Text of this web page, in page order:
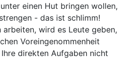
einen Hut bringen wollen,
- das ist schlimm!
wird es Leute geben,
Voreingenommenheit
direkten Aufgaben nicht